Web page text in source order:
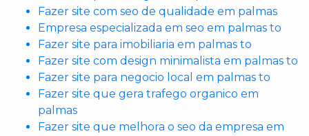
Fazer site com seo de qualidade em palmas
Empresa especializada em seo em palmas to
Fazer site para imobiliaria em palmas to
Fazer site com design minimalista em palmas to
Fazer site para negocio local em palmas to
Fazer site que gera trafego organico em
palmas
Fazer site que melhora o seo da empresa em